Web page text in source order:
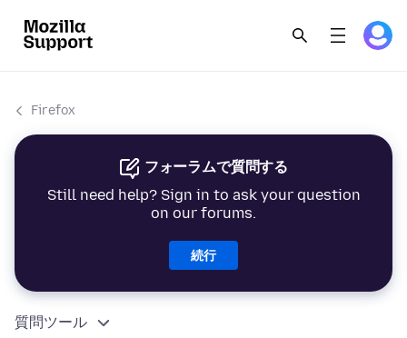
Firefox
フォーラムで質問する
Still need help? Sign in to ask your question
on our forums.
続行
質問ツール